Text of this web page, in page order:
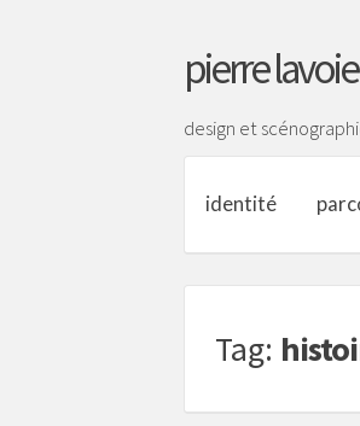
pierre lavoie
design et
identité
Tag: